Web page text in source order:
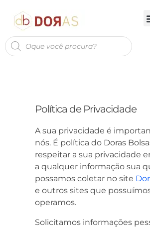
Política de Privacidade
A sua privacidade é
nós. É política do Doras
respeitar a sua privacidade
a qualquer informação sua
possamos coletar no site
e outros sites que
operamos.
Solicitamos informações